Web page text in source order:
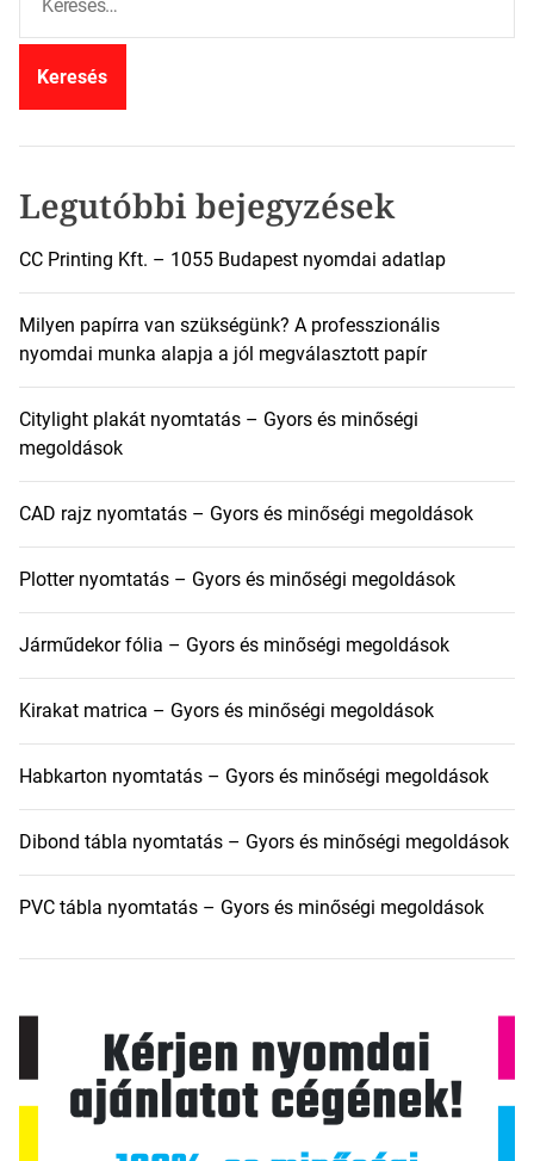
r
Legutóbbi bejegyzések
CC Printing Kft. – 1055 Budapest nyomdai adatlap
Milyen papírra van szükségünk? A professzionális
nyomdai munka alapja a jól megválasztott papír
Citylight plakát nyomtatás – Gyors és minőségi
megoldások
CAD rajz nyomtatás – Gyors és minőségi megoldások
Plotter nyomtatás – Gyors és minőségi megoldások
Járműdekor fólia – Gyors és minőségi megoldások
Kirakat matrica – Gyors és minőségi megoldások
Habkarton nyomtatás – Gyors és minőségi megoldások
Dibond tábla nyomtatás – Gyors és minőségi megoldások
PVC tábla nyomtatás – Gyors és minőségi megoldások